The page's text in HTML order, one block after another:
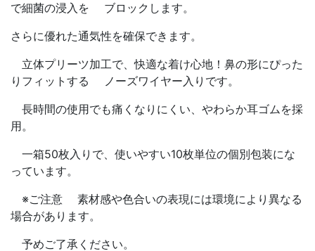
で細菌の浸入を ブロックします。
さらに優れた通気性を確保できます。
立体プリーツ加工で、快適な着け心地！鼻の形にぴった
りフィットする ノーズワイヤー入りです。
長時間の使用でも痛くなりにくい、やわらか耳ゴムを採
用。
一箱50枚入りで、使いやすい10枚単位の個別包装にな
っています。
※ご注意 素材感や色合いの表現には環境により異なる
場合があります。
予めご了承ください。